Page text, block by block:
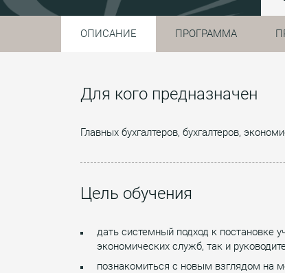
ОПИСАНИЕ ПРОГРАММА
Для кого предназначен
Главных бухгалтеров, бухгалтеров,
Цель обучения
дать системный подход к постановке
экономических служб, так и
познакомиться с новым взглядом на